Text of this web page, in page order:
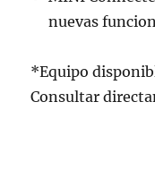
nuevas
*Equipo
Consultar